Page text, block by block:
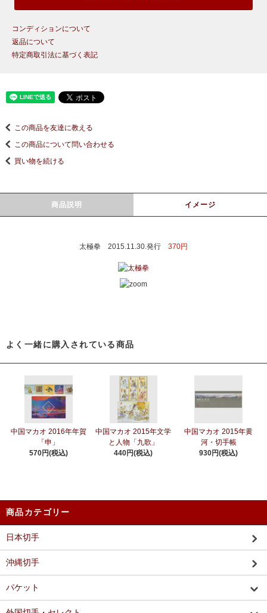
コンディションについて
返品について
特定商取引法に基づく表記
この商品を友達に教える
この商品について問い合わせる
買い物を続ける
商品説明 イメージ
太極拳 2015.11.30.発行 370円
よく一緒に購入されている商品
中国マカオ 2016年年賀
「申」
570円(税込)
中国マカオ 2015年文学
と人物「九歌」
440円(税込)
中国マカオ 2015年黄
河・切手帳
930円(税込)
商品カテゴリー
日本切手
沖縄切手
パケット